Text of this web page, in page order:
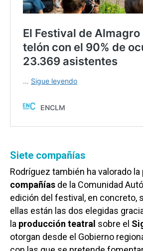
Siete compañías
Rodríguez también ha valorado
compañías de la Comunidad
edición del festival, en concreto,
ellas están las dos elegidas
la producción teatral sobre el
otorgan desde el Gobierno